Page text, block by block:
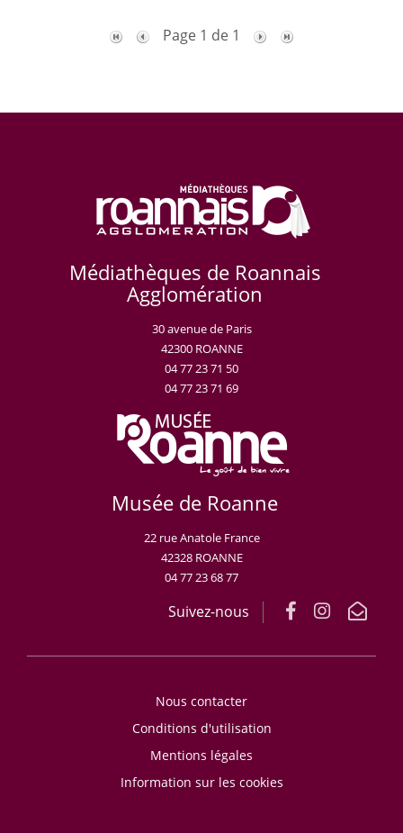
Page 1 de 1
Médiathèques de Roannais
Agglomération
30 avenue de Paris
42300 ROANNE
04 77 23 71 50
04 77 23 71 69
Musée de Roanne
22 rue Anatole France
42328 ROANNE
04 77 23 68 77
Suivez-nous
Nous contacter
Conditions d'utilisation
Mentions légales
Information sur les cookies